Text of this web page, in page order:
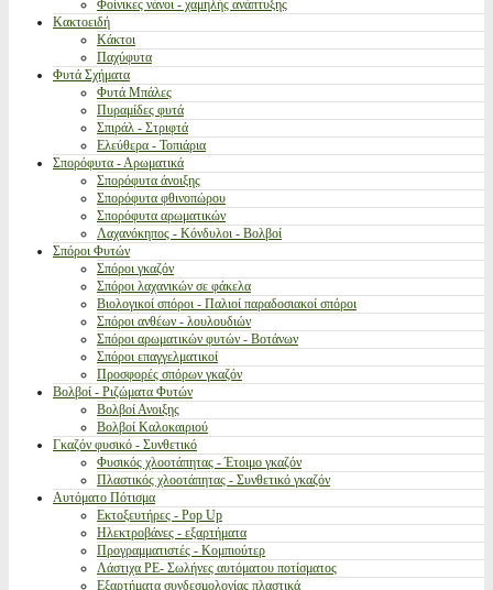
Φοίνικες νάνοι - χαμηλής ανάπτυξης
Κακτοειδή
Κάκτοι
Παχύφυτα
Φυτά Σχήματα
Φυτά Μπάλες
Πυραμίδες φυτά
Σπιράλ - Στριφτά
Ελεύθερα - Τοπιάρια
Σπορόφυτα - Αρωματικά
Σπορόφυτα άνοιξης
Σπορόφυτα φθινοπώρου
Σπορόφυτα αρωματικών
Λαχανόκηπος - Κόνδυλοι - Βολβοί
Σπόροι Φυτών
Σπόροι γκαζόν
Σπόροι λαχανικών σε φάκελα
Βιολογικοί σπόροι - Παλιοί παραδοσιακοί σπόροι
Σπόροι ανθέων - λουλουδιών
Σπόροι αρωματικών φυτών - Βοτάνων
Σπόροι επαγγελματικοί
Προσφορές σπόρων γκαζόν
Βολβοί - Ριζώματα Φυτών
Βολβοί Ανοιξης
Βολβοί Καλοκαιριού
Γκαζόν φυσικό - Συνθετικό
Φυσικός χλοοτάπητας - Έτοιμο γκαζόν
Πλαστικός χλοοτάπητας - Συνθετικό γκαζόν
Αυτόματο Πότισμα
Εκτοξευτήρες - Pop Up
Ηλεκτροβάνες - εξαρτήματα
Προγραμματιστές - Κομπιούτερ
Λάστιχα PE- Σωλήνες αυτόματου ποτίσματος
Εξαρτήματα συνδεσμολογίας πλαστικά